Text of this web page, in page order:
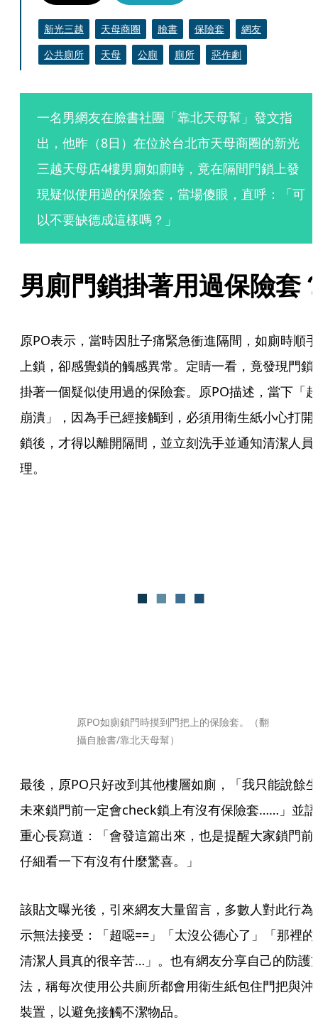
新光三越 天母商圈 臉書 保險套
網友
公共廁所
天母 公廁 廁所 惡作劇
一名男網友在臉書社團「靠北天母幫」發文指
出，他昨（8日）在位於台北市天母商圈的新光
三越天母店4樓男廁如廁時，竟在隔間門鎖上發
現疑似使用過的保險套，當場傻眼，直呼：「可
以不要缺德成這樣嗎？」
男廁門鎖掛著用過保險套
原PO表示，當時因肚子痛緊急衝進隔間，如廁時順手
上鎖，卻感覺鎖的觸感異常。定睛一看，竟發現門鎖
掛著一個疑似使用過的保險套。原PO描述，當下「超
崩潰」，因為手已經接觸到，必須用衛生紙小心打開
鎖後，才得以離開隔間，並立刻洗手並通知清潔人員
理。
原PO如廁鎖門時摸到門把上的保險套。（翻
攝自臉書/靠北天母幫）
最後，原PO只好改到其他樓層如廁，「我只能說餘生
未來鎖門前一定會check鎖上有沒有保險套……」並語
重心長寫道：「會發這篇出來，也是提醒大家鎖門前
仔細看一下有沒有什麼驚喜。」
該貼文曝光後，引來網友大量留言，多數人對此行為
示無法接受：「超噁==」「太沒公德心了」「那裡的
清潔人員真的很辛苦…」。也有網友分享自己的防護
法，稱每次使用公共廁所都會用衛生紙包住門把與沖
裝置，以避免接觸不潔物品。